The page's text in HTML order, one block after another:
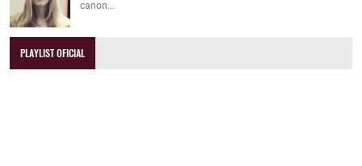
canon…
PLAYLIST OFICIAL